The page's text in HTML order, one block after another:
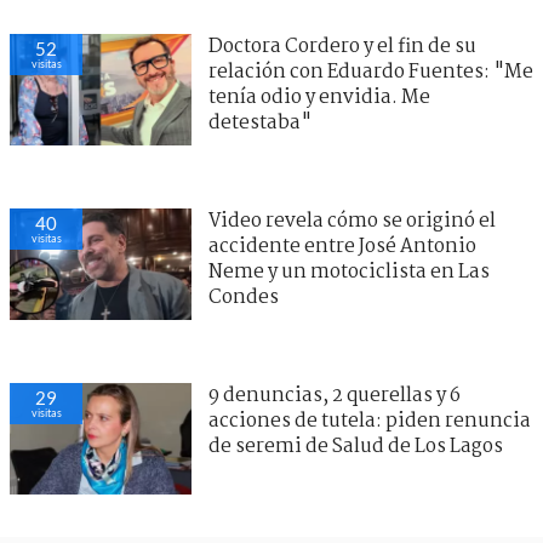
52
visitas
Doctora Cordero y el fin de su
relación con Eduardo Fuentes: "Me
tenía odio y envidia. Me
detestaba"
40
visitas
Video revela cómo se originó el
accidente entre José Antonio
Neme y un motociclista en Las
Condes
29
visitas
9 denuncias, 2 querellas y 6
acciones de tutela: piden renuncia
de seremi de Salud de Los Lagos